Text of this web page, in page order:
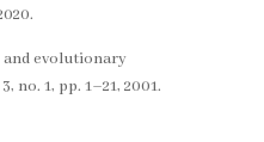
and evolutionary
no. 1, pp. 1–21, 2001.